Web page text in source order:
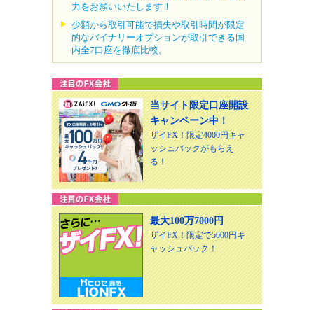
力をお願いいたします！
少額から取引可能で損失や取引時間が限定
的なバイナリーオプションが取引できる国
内全7口座を徹底比較。
当サイト限定口座開設
キャンペーン中！
ザイFX！限定4000円キャ
ッシュバックがもらえ
る！
最大100万7000円
ザイFX！限定で5000円キ
ャッシュバック！